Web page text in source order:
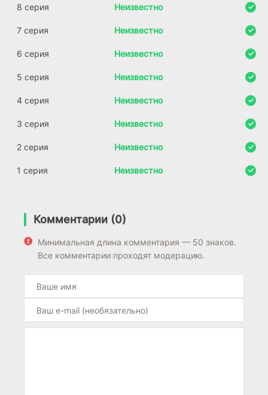
8 серия Неизвестно
7 серия Неизвестно
6 серия Неизвестно
5 серия Неизвестно
4 серия Неизвестно
3 серия Неизвестно
2 серия Неизвестно
1 серия Неизвестно
Комментарии (0)
Минимальная длина комментария — 50 знаков.
Все комментарии проходят модерацию.